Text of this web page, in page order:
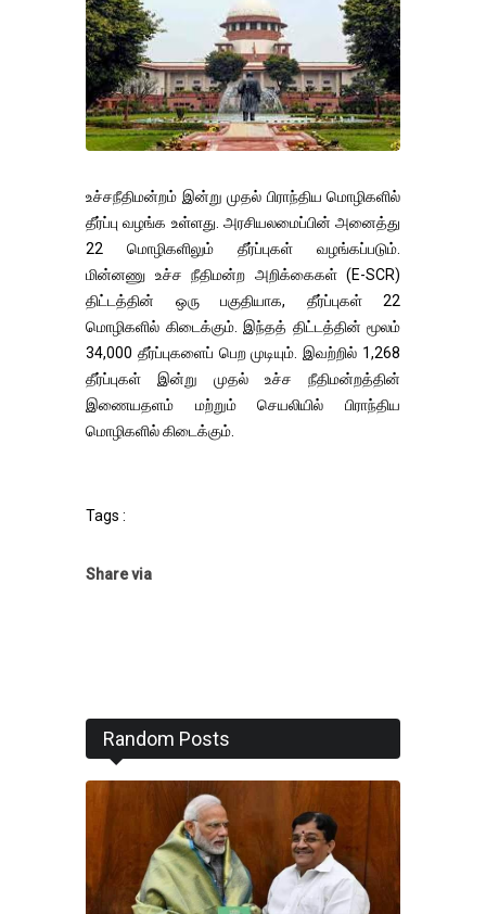
உச்சநீதிமன்றம் இன்று முதல் பிராந்திய மொழிகளில்
தீர்ப்பு வழங்க உள்ளது. அரசியலமைப்பின் அனைத்து
22 மொழிகளிலும் தீர்ப்புகள் வழங்கப்படும்.
மின்னணு உச்ச நீதிமன்ற அறிக்கைகள் (E-SCR)
திட்டத்தின் ஒரு பகுதியாக, தீர்ப்புகள் 22
மொழிகளில் கிடைக்கும். இந்தத் திட்டத்தின் மூலம்
34,000 தீர்ப்புகளைப் பெற முடியும். இவற்றில் 1,268
தீர்ப்புகள் இன்று முதல் உச்ச நீதிமன்றத்தின்
இணையதளம் மற்றும் செயலியில் பிராந்திய
மொழிகளில் கிடைக்கும்.
Tags :
Share via
Random Posts